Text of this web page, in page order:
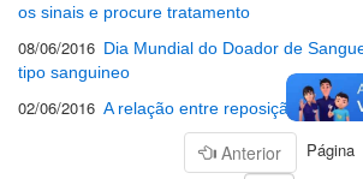
os sinais e procure tratamento
08/06/2016 Dia Mundial do Doador de
tipo sanguineo
02/06/2016 A relação entre reposição
Anterior Página